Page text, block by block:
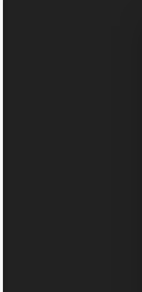
Sketchbook5,
Sketchbook5,